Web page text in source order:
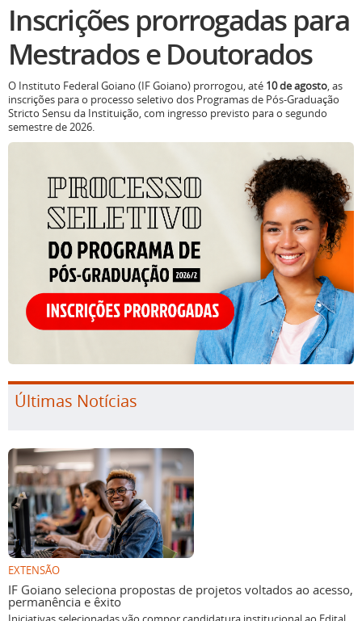
Inscrições prorrogadas para
Mestrados e Doutorados
O Instituto Federal Goiano (IF Goiano) prorrogou, até 10 de agosto, as
inscrições para o processo seletivo dos Programas de Pós-Graduação
Stricto Sensu da Instituição, com ingresso previsto para o segundo
semestre de 2026.
Últimas Notícias
EXTENSÃO
IF Goiano seleciona propostas de projetos voltados ao acesso,
permanência e êxito